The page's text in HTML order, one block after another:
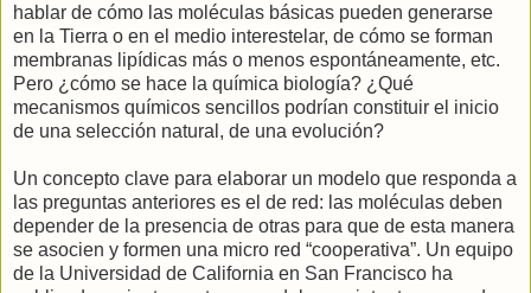
hablar de cómo las moléculas básicas pueden generarse
en la Tierra o en el medio interestelar, de cómo se forman
membranas lipídicas más o menos espontáneamente, etc.
Pero ¿cómo se hace la química biología? ¿Qué
mecanismos químicos sencillos podrían constituir el inicio
de una selección natural, de una evolución?
Un concepto clave para elaborar un modelo que responda a
las preguntas anteriores es el de red: las moléculas deben
depender de la presencia de otras para que de esta manera
se asocien y formen una micro red “cooperativa”. Un equipo
de la Universidad de California en San Francisco ha